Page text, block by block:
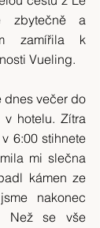
zbytečně a
zamířila k
Vueling.
dnes večer do
v hotelu. Zítra
6:00 stihnete
mi slečna
kámen ze
nakonec
Než se vše